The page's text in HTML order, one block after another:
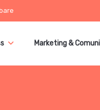
Marketing &